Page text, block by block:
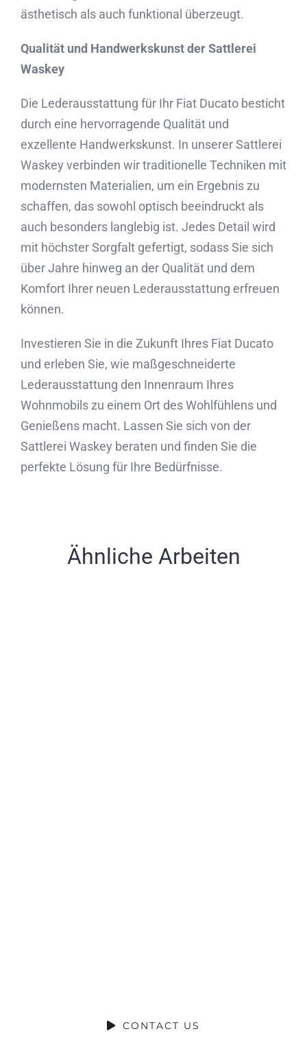
ästhetisch als auch funktional überzeugt.
Qualität und Handwerkskunst der Sattlerei
Waskey
Die Lederausstattung für Ihr Fiat Ducato besticht
durch eine hervorragende Qualität und
exzellente Handwerkskunst. In unserer Sattlerei
Waskey verbinden wir traditionelle Techniken mit
modernsten Materialien, um ein Ergebnis zu
schaffen, das sowohl optisch beeindruckt als
auch besonders langlebig ist. Jedes Detail wird
mit höchster Sorgfalt gefertigt, sodass Sie sich
über Jahre hinweg an der Qualität und dem
Komfort Ihrer neuen Lederausstattung erfreuen
können.
Investieren Sie in die Zukunft Ihres Fiat Ducato
und erleben Sie, wie maßgeschneiderte
Lederausstattung den Innenraum Ihres
Wohnmobils zu einem Ort des Wohlfühlens und
Genießens macht. Lassen Sie sich von der
Sattlerei Waskey beraten und finden Sie die
perfekte Lösung für Ihre Bedürfnisse.
Ähnliche Arbeiten
CONTACT US